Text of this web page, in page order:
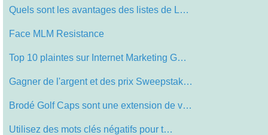
Quels sont les avantages des listes de L…
Face MLM Resistance
Top 10 plaintes sur Internet Marketing G…
Gagner de l'argent et des prix Sweepstak…
Brodé Golf Caps sont une extension de v…
Utilisez des mots clés négatifs pour t…